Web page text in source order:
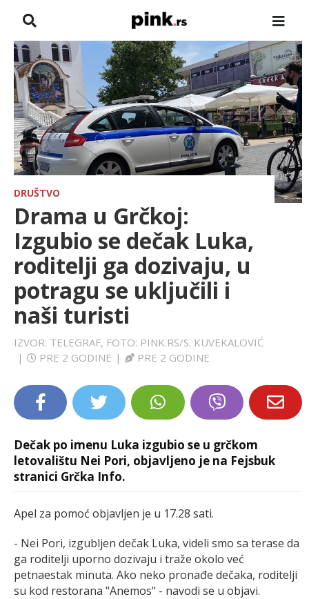
NASLOVNA
VESTI
ZADRUGA
SHOWBIZ
HRONIKA
FARMERI
TV
SPORT
LIFESTYLE
EXTRA
DRUŠTVO
Drama u Grčkoj:
Izgubio se dečak Luka,
roditelji ga dozivaju, u
potragu se uključili i
naši turisti
IZVOR: TELEGRAF, FOTO: PINK.RS/S. KUVEKALOVIĆ
|
PRE 2 GODINE | PRE 2 GODINE
Dečak po imenu Luka izgubio se u grčkom
letovalištu Nei Pori, objavljeno je na Fejsbuk
stranici Grčka Info.
Apel za pomoć objavljen je u 17.28 sati.
- Nei Pori, izgubljen dečak Luka, videli smo sa terase da
ga roditelji uporno dozivaju i traže okolo već
petnaestak minuta. Ako neko pronađe dečaka, roditelji
su kod restorana "Anemos" - navodi se u objavi.